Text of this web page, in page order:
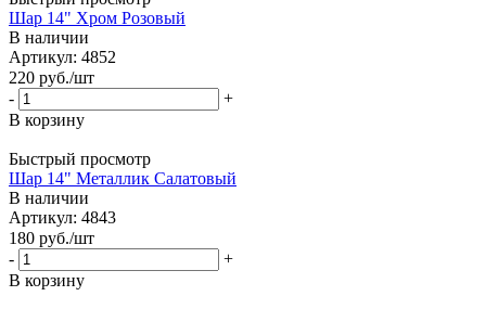
Шар 14" Хром Розовый
В наличии
Артикул: 4852
220 руб./шт
-
+
В корзину
Быстрый просмотр
Шар 14" Металлик Салатовый
В наличии
Артикул: 4843
180 руб./шт
-
+
В корзину